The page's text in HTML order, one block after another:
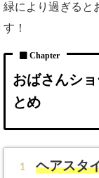
緑により過ぎると
す！
おばさんシ
とめ
ヘアスタ